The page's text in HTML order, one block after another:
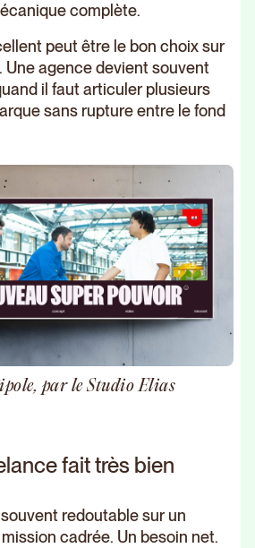
complète.
peut être le bon choix sur
Une agence devient souvent
il faut articuler plusieurs
sans rupture entre le fond
par le Studio Elias
fait très bien
redoutable sur un
cadrée. Un besoin net.